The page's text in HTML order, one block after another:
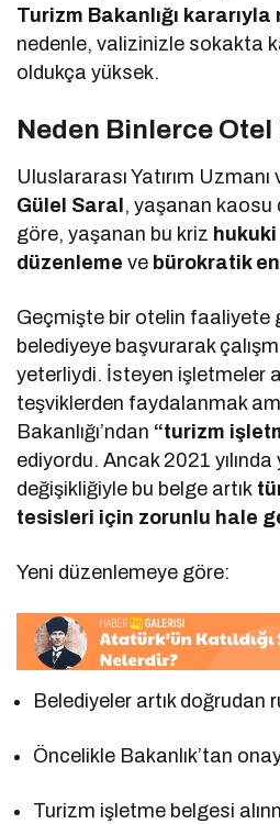
Turizm Bakanlığı
nedenle, valizinizle sokakta
oldukça yüksek.
Neden Binlerce
Uluslararası Yatırım
Gülel Saral , yaşanan kaosu
göre, yaşanan bu kriz
düzenleme ve bürokratik
Geçmişte bir otelin faaliyete
belediyeye başvurarak
yeterliydi. İsteyen işletmeler
teşviklerden faydalanmak
Bakanlığı’ndan “turizm
ediyordu. Ancak 2021
değişikliğiyle bu belge artık
tesisleri için zorunlu hale
Yeni düzenlemeye göre:
Belediyeler artık doğrudan
Öncelikle Bakanlık’tan
Turizm işletme belgesi